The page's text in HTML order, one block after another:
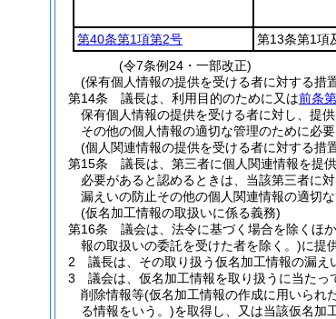
第40条第1項第2号
第13条第1項
(令7条例24・一部改正)
(保有個人情報の提供を受ける者に対する措
第14条
議長は、利用目的のために又は前条
保有個人情報の提供を受ける者に対し、提
その他の個人情報の適切な管理のために必
(個人関連情報の提供を受ける者に対する措
第15条
議長は、第三者に個人関連情報を提
必要があると認めるときは、当該第三者に
漏えいの防止その他の個人関連情報の適切
(仮名加工情報の取扱いに係る義務)
第16条
議会は、法令に基づく場合を除くほ
報の取扱いの委託を受けた者を除く。)に提
2
議長は、その取り扱う仮名加工情報の漏え
3
議会は、仮名加工情報を取り扱うに当たっ
削除情報等(仮名加工情報の作成に用いられ
る情報をいう。)を取得し、又は当該仮名加